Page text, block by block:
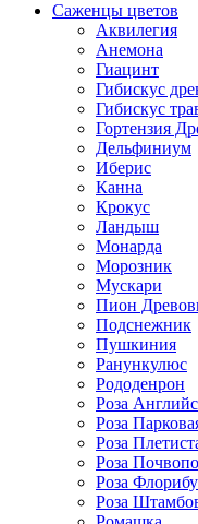
Саженцы цветов
Аквилегия
Анемона
Гиацинт
Гибискус
Гибискус
Гортензия
Дельфиниум
Иберис
Канна
Крокус
Ландыш
Монарда
Морозник
Мускари
Пион
Подснежник
Пушкиния
Ранункулюс
Рододенрон
Роза
Роза
Роза
Роза
Роза
Роза